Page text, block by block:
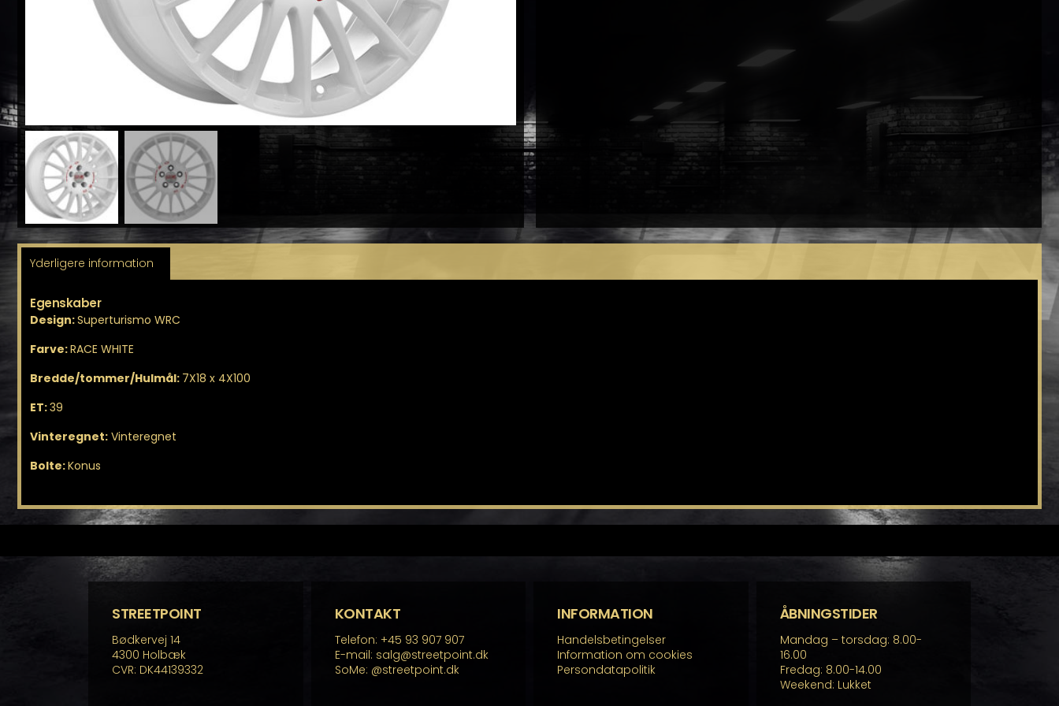
Yderligere information
Egenskaber
Design:Superturismo WRC
Farve:RACE WHITE
Bredde/tommer/Hulmål: 7X18 x 4X100
ET:39
Vinteregnet: Vinteregnet
Bolte:Konus
STREETPOINT
Bødkervej 14
4300 Holbæk
CVR: DK44139332
KONTAKT
Telefon: +45 93 907 907
E-mail: salg@streetpoint.dk
SoMe: @streetpoint.dk
INFORMATION
Handelsbetingelser
Information om cookies
Persondatapolitik
ÅBNINGSTIDER
Mandag – torsdag: 8.00-
16.00
Fredag: 8.00-14.00
Weekend: Lukket